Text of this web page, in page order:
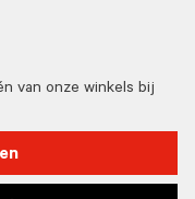
van onze winkels bij